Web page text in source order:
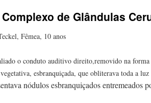
de Glândulas
Fêmea, 10 anos
o conduto auditivo direito,removido na
esbranquiçada, que obliterava toda a
nódulos esbranquiçados entremeados